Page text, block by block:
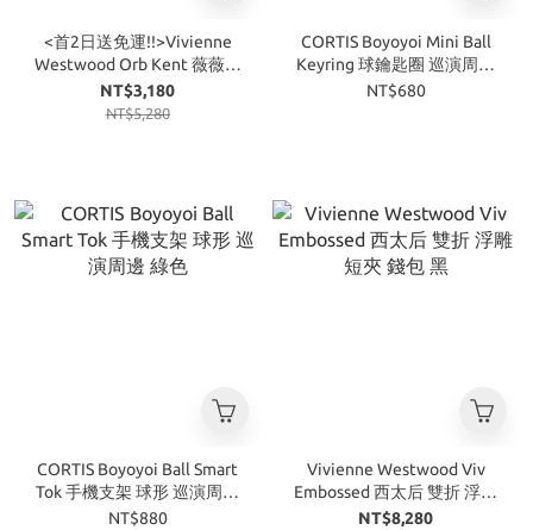
<首2日送免運!!>Vivienne
Westwood Orb Kent 薇薇安
西太后 卡夾 黑色
NT$3,180
NT$5,280
CORTIS Boyoyoi Mini Ball
Keyring 球鑰匙圈 巡演周邊
四色
NT$680
CORTIS Boyoyoi Ball Smart
Tok 手機支架 球形 巡演周邊
綠色
NT$880
Vivienne Westwood Viv
Embossed 西太后 雙折 浮雕
短夾 錢包 黑
NT$8,280